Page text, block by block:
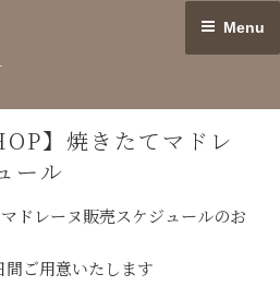
Menu
】焼きたてマドレ
ール
ドレーヌ販売スケジュールのお
ご用意いたします